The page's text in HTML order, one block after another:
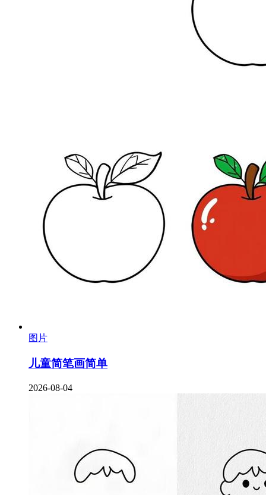
图片
儿童简笔画简单
2026-08-04